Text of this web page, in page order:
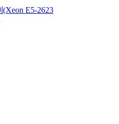
(Xeon E5-2623